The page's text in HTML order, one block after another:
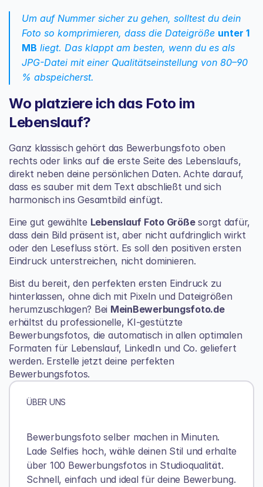
Um auf Nummer sicher zu gehen, solltest du dein
Foto so komprimieren, dass die Dateigröße unter 1
MB liegt. Das klappt am besten, wenn du es als
JPG-Datei mit einer Qualitätseinstellung von 80–90
% abspeicherst.
Wo platziere ich das Foto im
Lebenslauf?
Ganz klassisch gehört das Bewerbungsfoto oben
rechts oder links auf die erste Seite des Lebenslaufs,
direkt neben deine persönlichen Daten. Achte darauf,
dass es sauber mit dem Text abschließt und sich
harmonisch ins Gesamtbild einfügt.
Eine gut gewählte Lebenslauf Foto Größe sorgt dafür,
dass dein Bild präsent ist, aber nicht aufdringlich wirkt
oder den Lesefluss stört. Es soll den positiven ersten
Eindruck unterstreichen, nicht dominieren.
Bist du bereit, den perfekten ersten Eindruck zu
hinterlassen, ohne dich mit Pixeln und Dateigrößen
herumzuschlagen? Bei MeinBewerbungsfoto.de
erhältst du professionelle, KI-gestützte
Bewerbungsfotos, die automatisch in allen optimalen
Formaten für Lebenslauf, LinkedIn und Co. geliefert
werden. Erstelle jetzt deine perfekten
Bewerbungsfotos.
ÜBER UNS
Bewerbungsfoto selber machen in Minuten.
Lade Selfies hoch, wähle deinen Stil und erhalte
über 100 Bewerbungsfotos in Studioqualität.
Schnell, einfach und ideal für deine Bewerbung.